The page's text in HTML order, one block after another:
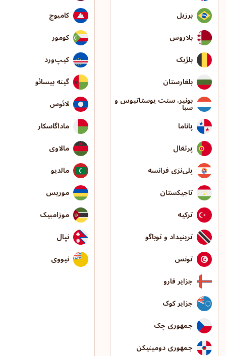
برزیل
بلاروس
بلژیک
بلغارستان
بونیر، سنت یوستاتیوس و
سبا
پاناما
پرتغال
پلی‌نزی فرانسه
تاجیکستان
ترکیه
ترینیداد و توباگو
تونس
جزایر فارو
جزایر کوک
جمهوری چک
جمهوری دومینیکن
کامبوج
کومور
کیپ‌ورد
گینه بیسائو
لائوس
ماداگاسکار
مالاوی
مالدیو
موریس
موزامبیک
نپال
نیووی